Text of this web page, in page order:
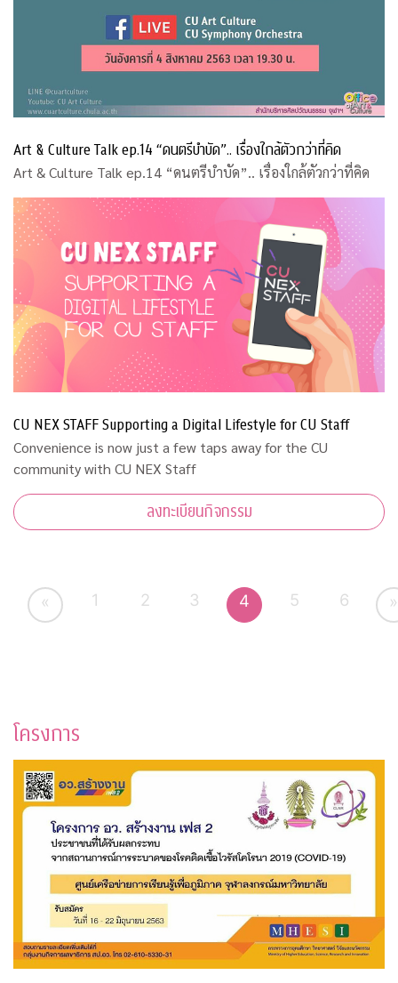
Art & Culture Talk ep.14 “ดนตรีบำบัด”.. เรื่องใกล้ตัวกว่าที่คิด
Art & Culture Talk ep.14 “ดนตรีบำบัด”.. เรื่องใกล้ตัวกว่าที่คิด
CU NEX STAFF Supporting a Digital Lifestyle for CU Staff
Convenience is now just a few taps away for the CU
community with CU NEX Staff
ลงทะเบียนกิจกรรม
« 1 2 3 4 5 6 »
โครงการ